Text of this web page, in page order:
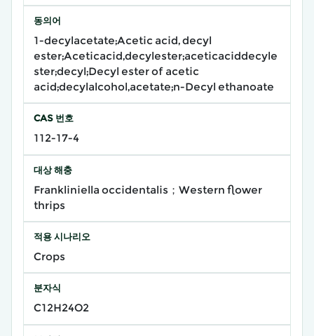
동의어
1-decylacetate;Acetic acid, decyl
ester;Aceticacid,decylester;aceticaciddecyle
ster;decyl;Decyl ester of acetic
acid;decylalcohol,acetate;n-Decyl ethanoate
CAS 번호
112-17-4
대상 해충
Frankliniella occidentalis；Western flower
thrips
적용 시나리오
Crops
분자식
C12H24O2